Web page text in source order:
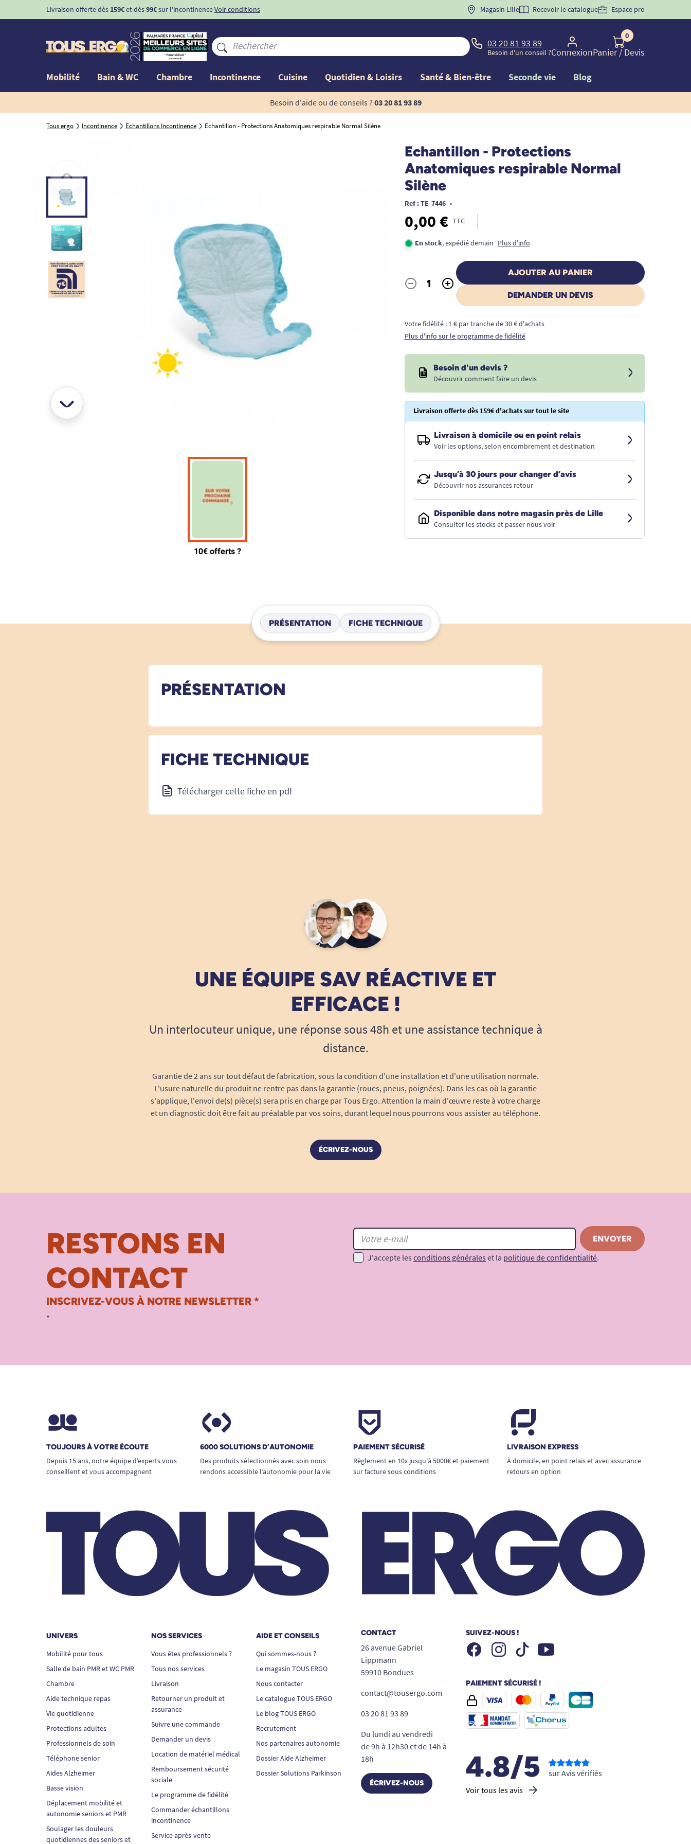
Livraison offerte dès 159€et dès99€sur l'incontinenceVoir conditions BIENVENUE" pourla 1ère commande d'incontinence
Magasin Lille Recevoir le catalogue Espace pro
03 20 81 93 89
Besoin d'un conseil ?Connexion
0
Panier/ Devis
Mobilité Bain & WC Chambre Incontinence Cuisine Quotidien & Loisirs Santé & Bien-être Seconde vie Blog
Besoin d'aide ou de conseils ? 03 20 81 93 89
Tous ergo Incontinence Echantillons Incontinence Echantillon - Protections Anatomiques respirable Normal Silène
Echantillon - Protections
Anatomiques respirable Normal
Silène
Ref : TE-7446 •
0,00 € TTC
En stock, expédié demain Plus d'info
Quantité
- +
AJOUTER AU PANIER
DEMANDER UN DEVIS
Votre fidélité : 1 € par tranche de 30 € d'achats
Plus d'info sur le programme de fidélité
Besoin d'un devis ?
Découvrir comment faire un devis
Livraison offerte dès 159€ d'achats sur tout le site
Livraison à domicile ou en point relais
Voir les options, selon encombrement et destination
Jusqu’à 30 jours pour changer d’avis
Découvrir nos assurances retour
Disponible dans notre magasin près de Lille
Consulter les stocks et passer nous voir
PRÉSENTATION FICHE TECHNIQUE
PRÉSENTATION
FICHE TECHNIQUE
Télécharger cette fiche en pdf
UNE ÉQUIPE SAV RÉACTIVE ET
EFFICACE !
Un interlocuteur unique, une réponse sous 48h et une assistance technique à
distance.
Garantie de 2 ans sur tout défaut de fabrication, sous la condition d'une installation et d'une utilisation normale.
L'usure naturelle du produit ne rentre pas dans la garantie (roues, pneus, poignées). Dans les cas où la garantie
s'applique, l'envoi de(s) pièce(s) sera pris en charge par Tous Ergo. Attention la main d'œuvre reste à votre charge
et un diagnostic doit être fait au préalable par vos soins, durant lequel nous pourrons vous assister au téléphone.
ÉCRIVEZ-NOUS
RESTONS EN
CONTACT
INSCRIVEZ-VOUS À NOTRE NEWSLETTER *
*
J'accepte les conditions générales et la politique de confidentialité.
TOUJOURS À VOTRE ÉCOUTE
Depuis 15 ans, notre équipe d’experts vous
conseillent et vous accompagnent
6000 SOLUTIONS D’AUTONOMIE
Des produits sélectionnés avec soin nous
rendons accessible l’autonomie pour la vie
PAIEMENT SÉCURISÉ
Règlement en 10x jusqu'à 5000€ et paiement
sur facture sous conditions
LIVRAISON EXPRESS
À domicile, en point relais et avec assurance
retours en option
UNIVERS
Mobilité pour tous
Salle de bain PMR et WC PMR
Chambre
Aide technique repas
Vie quotidienne
Protections adultes
Professionnels de soin
Téléphone senior
Aides Alzheimer
Basse vision
Déplacement mobilité et
autonomie seniors et PMR
Soulager les douleurs
quotidiennes des seniors et
NOS SERVICES
Vous êtes professionnels ?
Tous nos services
Livraison
Retourner un produit et
assurance
Suivre une commande
Demander un devis
Location de matériel médical
Remboursement sécurité
sociale
Le programme de fidélité
Commander échantillons
incontinence
Service après-vente
AIDE ET CONSEILS
Qui sommes-nous ?
Le magasin TOUS ERGO
Nous contacter
Le catalogue TOUS ERGO
Le blog TOUS ERGO
Recrutement
Nos partenaires autonomie
Dossier Aide Alzheimer
Dossier Solutions Parkinson
CONTACT
26 avenue Gabriel
Lippmann
59910 Bondues
contact@tousergo.com
03 20 81 93 89
Du lundi au vendredi
de 9h à 12h30 et de 14h à
18h
ÉCRIVEZ-NOUS
SUIVEZ-NOUS !
FacebookInstagramTiktok Youtube
PAIEMENT SÉCURISÉ !
4.8/5
Voir tous les avis
sur Avis vérifiés